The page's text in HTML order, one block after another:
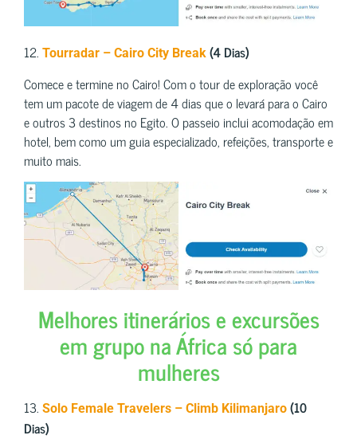
12. Tourradar – Cairo City Break (4 Dias)
Comece e termine no Cairo! Com o tour de exploração você
tem um pacote de viagem de 4 dias que o levará para o Cairo
e outros 3 destinos no Egito. O passeio inclui acomodação em
hotel, bem como um guia especializado, refeições, transporte e
muito mais.
Melhores itinerários e excursões
em grupo na África só para
mulheres
13. Solo Female Travelers – Climb Kilimanjaro (10
Dias)